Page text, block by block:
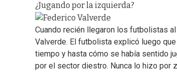
¿Jugando por la izquierda?
Cuando recién llegaron los futbolistas
Valverde. El futbolista explicó luego
tiempo y hasta cómo se había sentido
por el sector diestro. Nunca lo hizo por